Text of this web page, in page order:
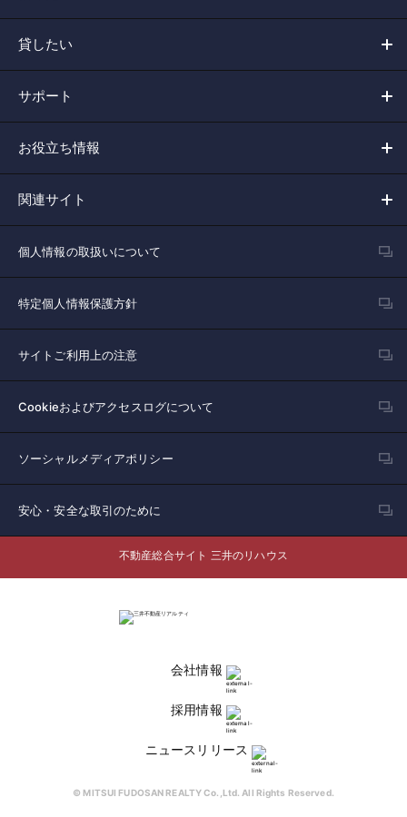
貸したい
サポート
お役立ち情報
関連サイト
個人情報の取扱いについて
特定個人情報保護方針
サイトご利用上の注意
Cookieおよびアクセスログについて
ソーシャルメディアポリシー
安心・安全な取引のために
不動産総合サイト 三井のリハウス
会社情報
採用情報
ニュースリリース
© MITSUI FUDOSAN REALTY Co.,Ltd. All Rights Reserved.